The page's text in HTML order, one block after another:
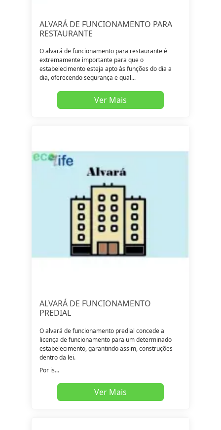
ALVARÁ DE FUNCIONAMENTO PARA
RESTAURANTE
O alvará de funcionamento para restaurante é
extremamente importante para que o
estabelecimento esteja apto às funções do dia a
dia, oferecendo segurança e qual...
Ver Mais
ALVARÁ DE FUNCIONAMENTO
PREDIAL
O alvará de funcionamento predial concede a
licença de funcionamento para um determinado
estabelecimento, garantindo assim, construções
dentro da lei.
Por is...
Ver Mais